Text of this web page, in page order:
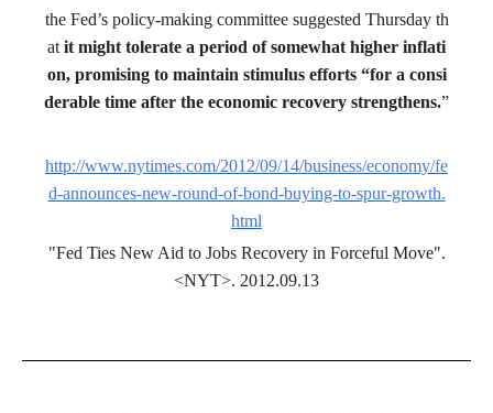
the Fed’s policy-making committee suggested Thursday th
at it might tolerate a period of somewhat higher inflati
on, promising to maintain stimulus efforts “for a consi
derable time after the economic recovery strengthens.”
http://www.nytimes.com/2012/09/14/business/economy/fe
d-announces-new-round-of-bond-buying-to-spur-growth.
html
"Fed Ties New Aid to Jobs Recovery in Forceful Move".
<NYT>. 2012.09.13